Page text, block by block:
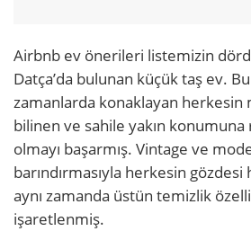
Airbnb ev önerileri listemizin
Datça’da bulunan küçük taş ev.
zamanlarda konaklayan herkesin
bilinen ve sahile yakın
olmayı başarmış. Vintage ve
barındırmasıyla herkesin
aynı zamanda üstün temizlik
işaretlenmiş.